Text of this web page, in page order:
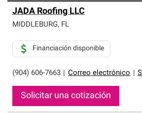
Corning constituyen el nivel superior
exclusiva y cumplen con estándares
Solo ellos pueden ofrecer nuestra
sistemas de techos.
JADA Roofing LLC
MIDDLEBURG, FL
(904) 606-7663 Correo electrónico
Financiación disponible
Solicitar una cotización